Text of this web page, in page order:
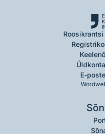
Roosikrantsi
E-post